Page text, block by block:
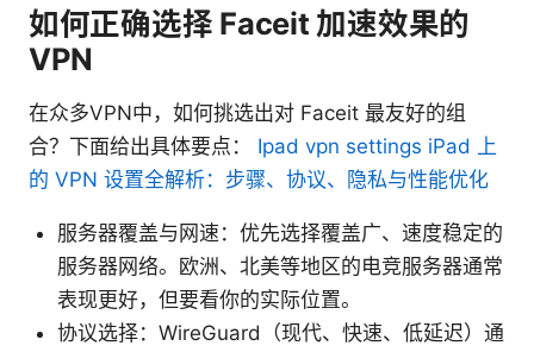
如何正确选择 Faceit 加速效果的
VPN
在众多VPN中，如何挑选出对 Faceit 最友好的组
合？下面给出具体要点： Ipad vpn settings iPad 上
的 VPN 设置全解析：步骤、协议、隐私与性能优化
服务器覆盖与网速：优先选择覆盖广、速度稳定的
服务器网络。欧洲、北美等地区的电竞服务器通常
表现更好，但要看你的实际位置。
协议选择：WireGuard（现代、快速、低延迟）通